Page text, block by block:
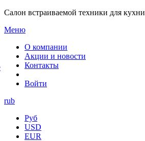
Салон встраиваемой техники для кухни
Меню
О компании
Акции и новости
Контакты
Войти
rub
Руб
USD
EUR